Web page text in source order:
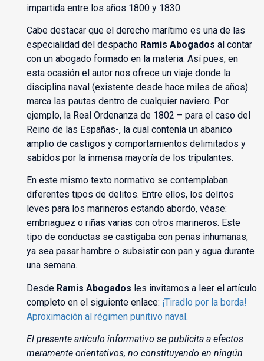
impartida entre los años 1800 y 1830.
Cabe destacar que el derecho marítimo es una de las
especialidad del despacho Ramis Abogados al contar
con un abogado formado en la materia. Así pues, en
esta ocasión el autor nos ofrece un viaje donde la
disciplina naval (existente desde hace miles de años)
marca las pautas dentro de cualquier naviero. Por
ejemplo, la Real Ordenanza de 1802 – para el caso del
Reino de las Españas-, la cual contenía un abanico
amplio de castigos y comportamientos delimitados y
sabidos por la inmensa mayoría de los tripulantes.
En este mismo texto normativo se contemplaban
diferentes tipos de delitos. Entre ellos, los delitos
leves para los marineros estando abordo, véase:
embriaguez o riñas varias con otros marineros. Este
tipo de conductas se castigaba con penas inhumanas,
ya sea pasar hambre o subsistir con pan y agua durante
una semana.
Desde Ramis Abogados les invitamos a leer el artículo
completo en el siguiente enlace: ¡Tiradlo por la borda!
Aproximación al régimen punitivo naval.
El presente artículo informativo se publicita a efectos
meramente orientativos, no constituyendo en ningún